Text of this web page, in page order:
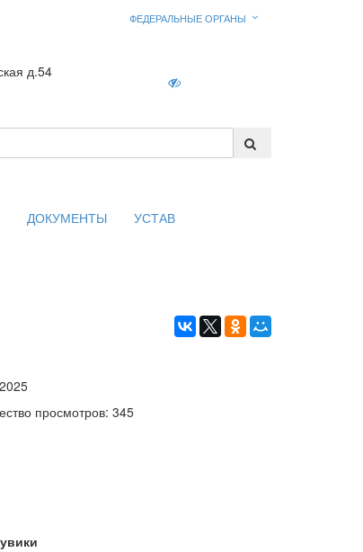
ФЕДЕРАЛЬНЫЕ ОРГАНЫ
д.54
ДОКУМЕНТЫ УСТАВ
просмотров: 345